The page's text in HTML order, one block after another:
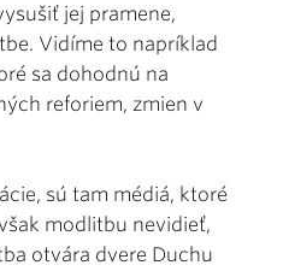
jej pramene,
Vidíme to napríklad
sa dohodnú na
reforiem, zmien v
sú tam médiá, ktoré
modlitbu nevidieť,
otvára dvere Duchu